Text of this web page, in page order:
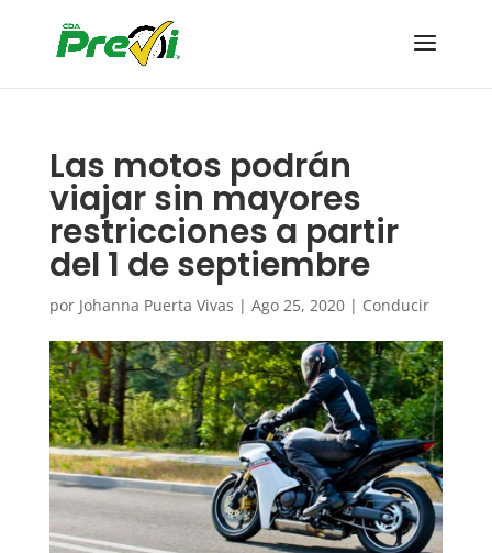
Las motos podrán
viajar sin mayores
restricciones a partir
del 1 de septiembre
por Johanna Puerta Vivas | Ago 25, 2020| Conducir